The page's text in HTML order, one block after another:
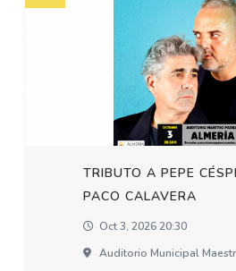
TRIBUTO A PEPE
PACO CALAVERA
Oct 3, 2026 20:30
Auditorio Municipal